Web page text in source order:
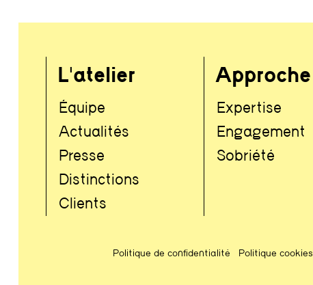
L'atelier
Équipe
Actualités
Presse
Distinctions
Clients
Approche
Expertise
Engagement
Sobriété
Politique de confidentialité Politique cookies